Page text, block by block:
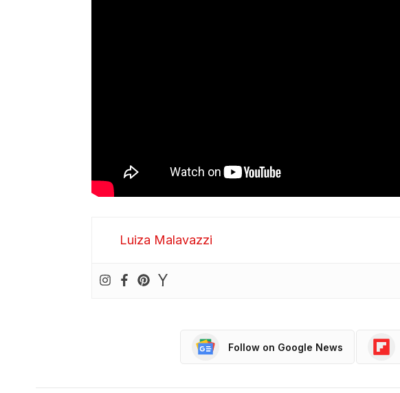
Luiza Malavazzi
Follow on Google News